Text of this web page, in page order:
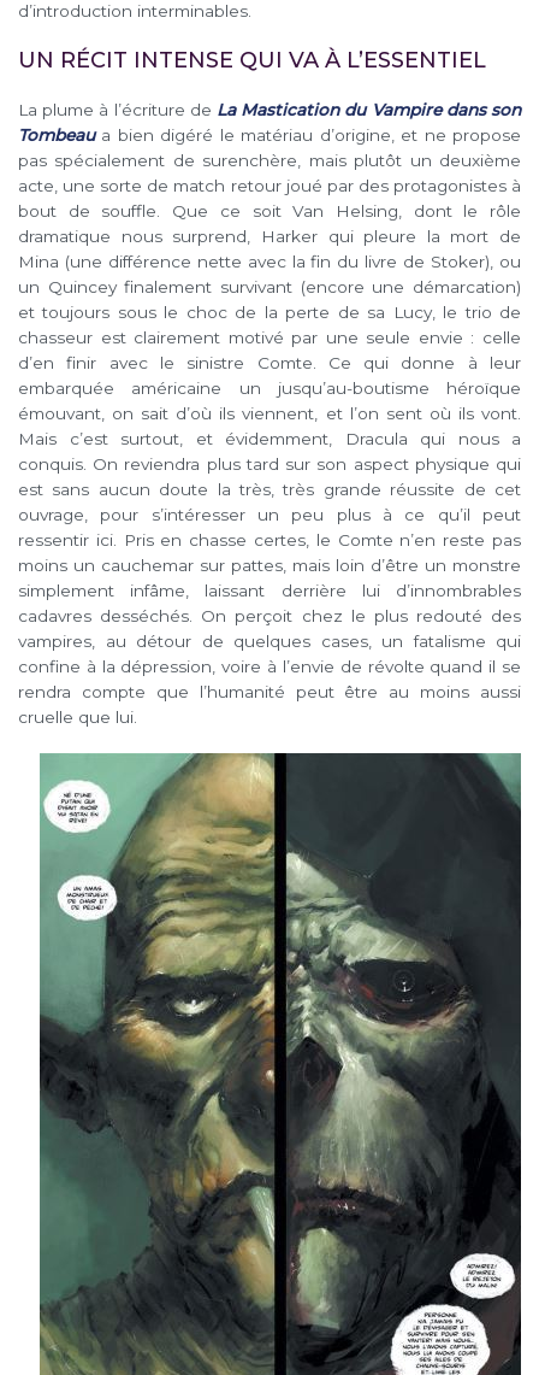
d’introduction interminables.
UN RÉCIT INTENSE QUI VA À L’ESSENTIEL
La plume à l’écriture de La Mastication du Vampire dans son
Tombeaua bien digéré le matériau d’origine, et ne propose
pas spécialement de surenchère, mais plutôt un deuxième
acte, une sorte de match retour joué par des protagonistes à
bout de souffle. Que ce soit Van Helsing, dont le rôle
dramatique nous surprend, Harker qui pleure la mort de
Mina (une différence nette avec la fin du livre de Stoker), ou
un Quincey finalement survivant (encore une démarcation)
et toujours sous le choc de la perte de sa Lucy, le trio de
chasseur est clairement motivé par une seule envie : celle
d’en finir avec le sinistre Comte. Ce qui donne à leur
embarquée américaine un jusqu’au-boutisme héroïque
émouvant, on sait d’où ils viennent, et l’on sent où ils vont.
Mais c’est surtout, et évidemment, Dracula qui nous a
conquis. On reviendra plus tard sur son aspect physique qui
est sans aucun doute la très, très grande réussite de cet
ouvrage, pour s’intéresser un peu plus à ce qu’il peut
ressentir ici. Pris en chasse certes, le Comte n’en reste pas
moins un cauchemar sur pattes, mais loin d’être un monstre
simplement infâme, laissant derrière lui d’innombrables
cadavres desséchés. On perçoit chez le plus redouté des
vampires, au détour de quelques cases, un fatalisme qui
confine à la dépression, voire à l’envie de révolte quand il se
rendra compte que l’humanité peut être au moins aussi
cruelle que lui.